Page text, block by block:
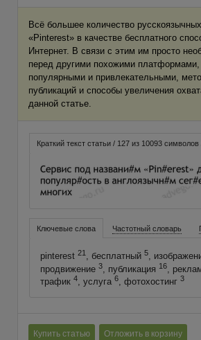
Всё большее количество
«Pinterest» в качестве бесплатного
Интернет. В связи с этим им просто
перед другими похожими
популярными и привлекательными,
публикаций и способы увеличения
данной статье.
Краткий текст статьи / 127 из 10093 символов
Ключевые слова Частотный словарь
pinterest 21, бесплатный 5,
продвижение 3, публикация 16,
трафик 4, услуга 6, фотохостинг 3
Купить статью Отложить в корзину